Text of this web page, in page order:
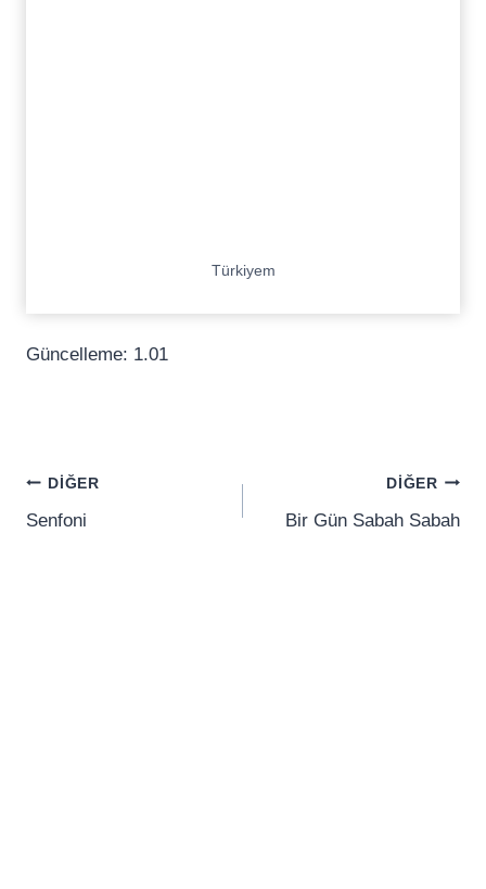
Türkiyem
Güncelleme: 1.01
Yazı
gezinmesi
DIĞER
Senfoni
DIĞER
Bir Gün Sabah Sabah